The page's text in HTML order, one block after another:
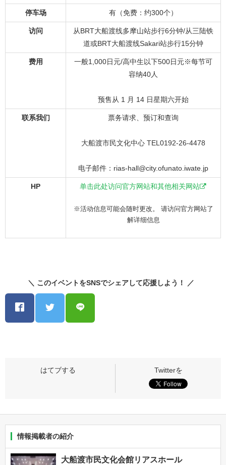
停车场 有（免费：约300个）
访问
从BRT大船渡线多摩山站步行6分钟/从三陆铁
道或BRT大船渡线Sakari站步行15分钟
费用
一般1,000日元/高中生以下500日元※每节可
容纳40人
预售从 1 月 14 日星期六开始
联系我们 票务请求、预订和查询
大船渡市民文化中心 TEL0192-26-4478
电子邮件：rias-hall@city.ofunato.iwate.jp
HP 单击此处访问官方网站和其他相关网站
※活动信息可能会随时更改。 请访问官方网站了
解详细信息
＼ このイベントをSNSでシェアして応援しよう！ ／
情報掲載者の紹介
大船渡市民文化会館リアスホール